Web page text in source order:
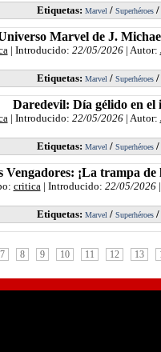
Etiquetas: Marvel/ Superhéroes/
Marvel de J.
| Introducido: 22/05/2026| Autor:
Etiquetas: Marvel/ Superhéroes/
Daredevil: Día gélido en el
| Introducido: 22/05/2026| Autor:
Etiquetas: Marvel/ Superhéroes/
Vengadores: ¡La trampa
critica| Introducido: 22/05/2026|
Etiquetas: Marvel/ Superhéroes/
7 8 9 10 11 12 13